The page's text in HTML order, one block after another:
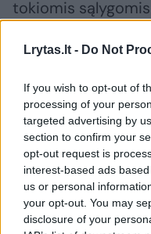
Lrytas.lt - Do Not
If you wish to opt-out of
processing of your
targeted advertising by
section to confirm your
opt-out request is
interest-based ads
us or personal
your opt-out. You may
disclosure of your
tokiomis
pasirengęs gintis,
pat gali atsirasti
antibiotikams.